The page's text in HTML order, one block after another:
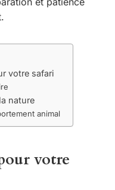
votre safari
nature
animal
votre